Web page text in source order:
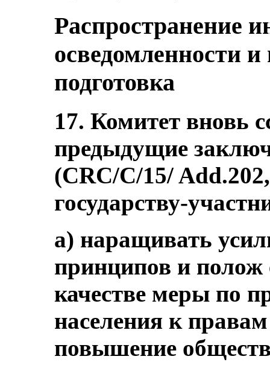
Распространение
осведомленности
подготовка
17. Комитет вновь
предыдущие
(CRC/C/15/
государству-
a) наращивать
принципов и
качестве меры по
населения к правам
повышение